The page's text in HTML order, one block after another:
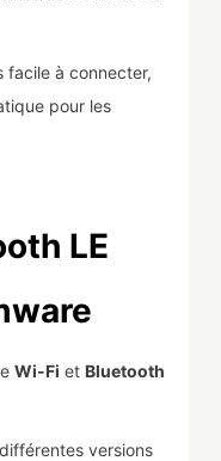
facile à connecter,
pour les
LE
Wi-Fi et Bluetooth
versions